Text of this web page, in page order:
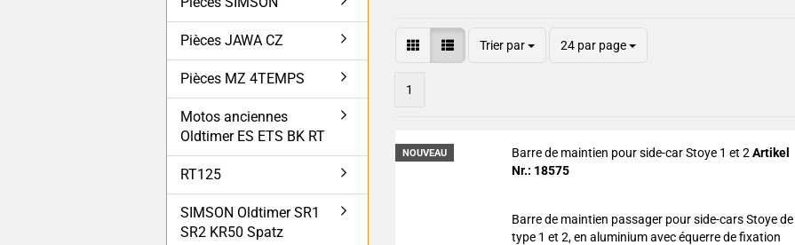
Trier par 24 par page
1
NOUVEAU Barre de maintien pour side-car Stoye 1 et 2 Artikel
Nr.: 18575
Barre de maintien passager pour side-cars Stoye de
type 1 et 2, en aluminium avec équerre de fixation
Pièces JAWA CZ
Pièces MZ 4TEMPS
Motos anciennes
Oldtimer ES ETS BK RT
RT125
SIMSON Oldtimer SR1
SR2 KR50 Spatz